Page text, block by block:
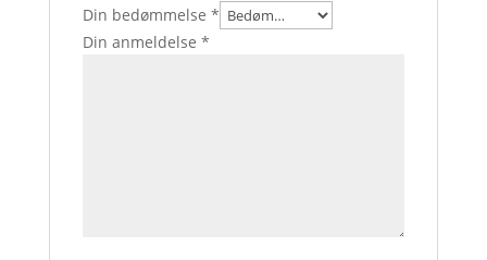
Din bedømmelse *
Din anmeldelse *